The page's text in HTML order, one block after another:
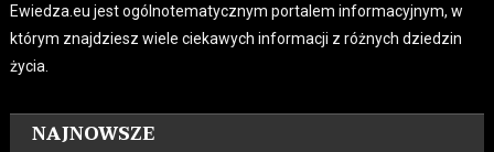
Ewiedza.eu jest ogólnotematycznym portalem informacyjnym, w
którym znajdziesz wiele ciekawych informacji z różnych dziedzin
życia.
NAJNOWSZE